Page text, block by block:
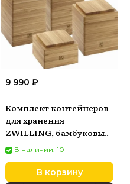
9 990 ₽
Комплект контейнеров
для хранения
ZWILLING, бамбуковые,
4 элемента 35101400
В наличии: 10
В корзину